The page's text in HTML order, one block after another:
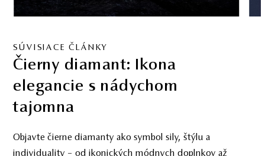
SÚVISIACE ČLÁNKY
Čierny diamant: Ikona
elegancie s nádychom
tajomna
Objavte čierne diamanty ako symbol sily, štýlu a
individuality – od ikonických módnych doplnkov až